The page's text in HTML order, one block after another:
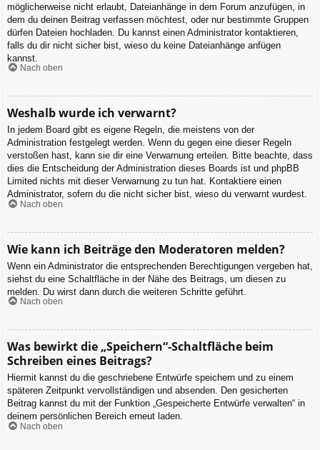
möglicherweise nicht erlaubt, Dateianhänge in dem Forum anzufügen, in
dem du deinen Beitrag verfassen möchtest, oder nur bestimmte Gruppen
dürfen Dateien hochladen. Du kannst einen Administrator kontaktieren,
falls du dir nicht sicher bist, wieso du keine Dateianhänge anfügen
kannst.
Nach oben
Weshalb wurde ich verwarnt?
In jedem Board gibt es eigene Regeln, die meistens von der
Administration festgelegt werden. Wenn du gegen eine dieser Regeln
verstoßen hast, kann sie dir eine Verwarnung erteilen. Bitte beachte, dass
dies die Entscheidung der Administration dieses Boards ist und phpBB
Limited nichts mit dieser Verwarnung zu tun hat. Kontaktiere einen
Administrator, sofern du die nicht sicher bist, wieso du verwarnt wurdest.
Nach oben
Wie kann ich Beiträge den Moderatoren melden?
Wenn ein Administrator die entsprechenden Berechtigungen vergeben hat,
siehst du eine Schaltfläche in der Nähe des Beitrags, um diesen zu
melden. Du wirst dann durch die weiteren Schritte geführt.
Nach oben
Was bewirkt die „Speichern“-Schaltfläche beim
Schreiben eines Beitrags?
Hiermit kannst du die geschriebene Entwürfe speichern und zu einem
späteren Zeitpunkt vervollständigen und absenden. Den gesicherten
Beitrag kannst du mit der Funktion „Gespeicherte Entwürfe verwalten“ in
deinem persönlichen Bereich erneut laden.
Nach oben